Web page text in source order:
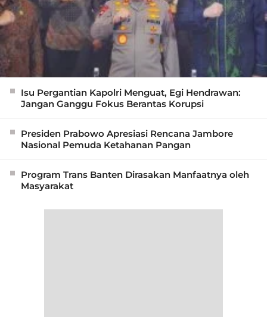
Isu Pergantian Kapolri Menguat, Egi Hendrawan:
Jangan Ganggu Fokus Berantas Korupsi
Presiden Prabowo Apresiasi Rencana Jambore
Nasional Pemuda Ketahanan Pangan
Program Trans Banten Dirasakan Manfaatnya oleh
Masyarakat